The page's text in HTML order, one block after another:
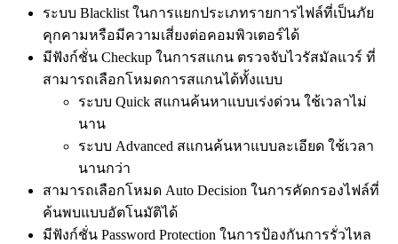
ระบบ Blacklist ในการแยกประเภทรายการไฟล์ที่เป็นภัย
คุกคามหรือมีความเสี่ยงต่อคอมพิวเตอร์ได้
มีฟังก์ชั่น Checkup ในการสแกน ตรวจจับไวรัสมัลแวร์ ที่
สามารถเลือกโหมดการสแกนได้ทั้งแบบ
ระบบ Quick สแกนค้นหาแบบเร่งด่วน ใช้เวลาไม่
นาน
ระบบ Advanced สแกนค้นหาแบบละเอียด ใช้เวลา
นานกว่า
สามารถเลือกโหมด Auto Decision ในการคัดกรองไฟล์ที่
ค้นพบแบบอัตโนมัติได้
มีฟังก์ชั่น Password Protection ในการป้องกันการรั่วไหล